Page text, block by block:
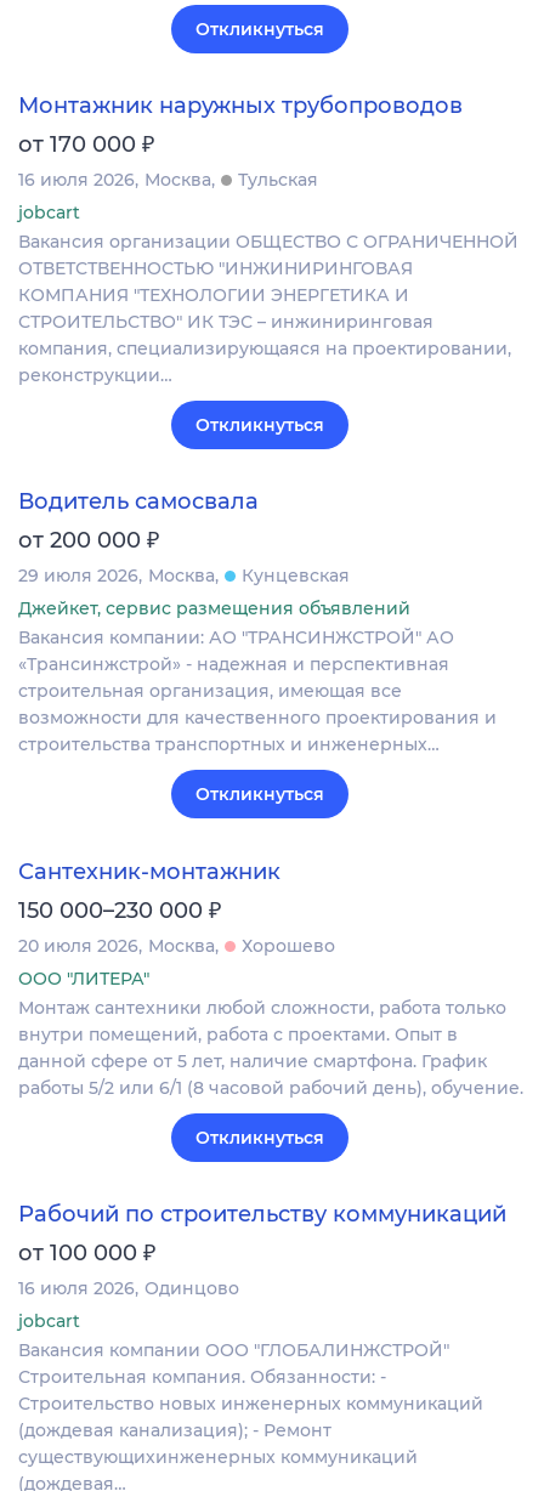
Откликнуться
Монтажник наружных трубопроводов
от 170 000 ₽
16 июля 2026 Москва
Тульская
jobcart
Вакансия организации ОБЩЕСТВО С ОГРАНИЧЕННОЙ
ОТВЕТСТВЕННОСТЬЮ "ИНЖИНИРИНГОВАЯ
КОМПАНИЯ "ТЕХНОЛОГИИ ЭНЕРГЕТИКА И
СТРОИТЕЛЬСТВО" ИК ТЭС – инжиниринговая
компания, специализирующаяся на проектировании,
реконструкции…
Откликнуться
Водитель самосвала
от 200 000 ₽
29 июля 2026 Москва
Кунцевская
Джейкет, сервис размещения объявлений
Вакансия компании: АО "ТРАНСИНЖСТРОЙ" АО
«Трансинжстрой» - надежная и перспективная
строительная организация, имеющая все
возможности для качественного проектирования и
строительства транспортных и инженерных…
Откликнуться
Сантехник-монтажник
150 000–230 000 ₽
20 июля 2026 Москва
Хорошево
ООО "ЛИТЕРА"
Монтаж сантехники любой сложности, работа только
внутри помещений, работа с проектами. Опыт в
данной сфере от 5 лет, наличие смартфона. График
работы 5/2 или 6/1 (8 часовой рабочий день), обучение.
Откликнуться
Рабочий по строительству коммуникаций
от 100 000 ₽
16 июля 2026 Одинцово
jobcart
Вакансия компании ООО "ГЛОБАЛИНЖСТРОЙ"
Строительная компания. Обязанности: -
Строительство новых инженерных коммуникаций
(дождевая канализация); - Ремонт
существующихинженерных коммуникаций
(дождевая…